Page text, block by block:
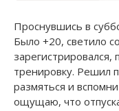
Проснувшись в
Было +20, светило
зарегистрировался,
тренировку. Решил
размяться и
ощущаю, что